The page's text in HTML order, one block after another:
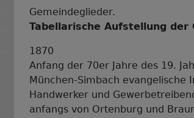
Gemeindeglieder.
Tabellarische Aufstellung der
1870
Anfang der 70er Jahre des 19.
München-Simbach evangelische
Handwerker und
anfangs von Ortenburg und